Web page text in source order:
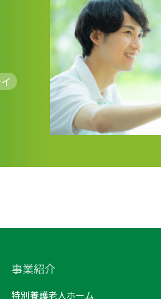
事業紹介
特別養護老人ホーム